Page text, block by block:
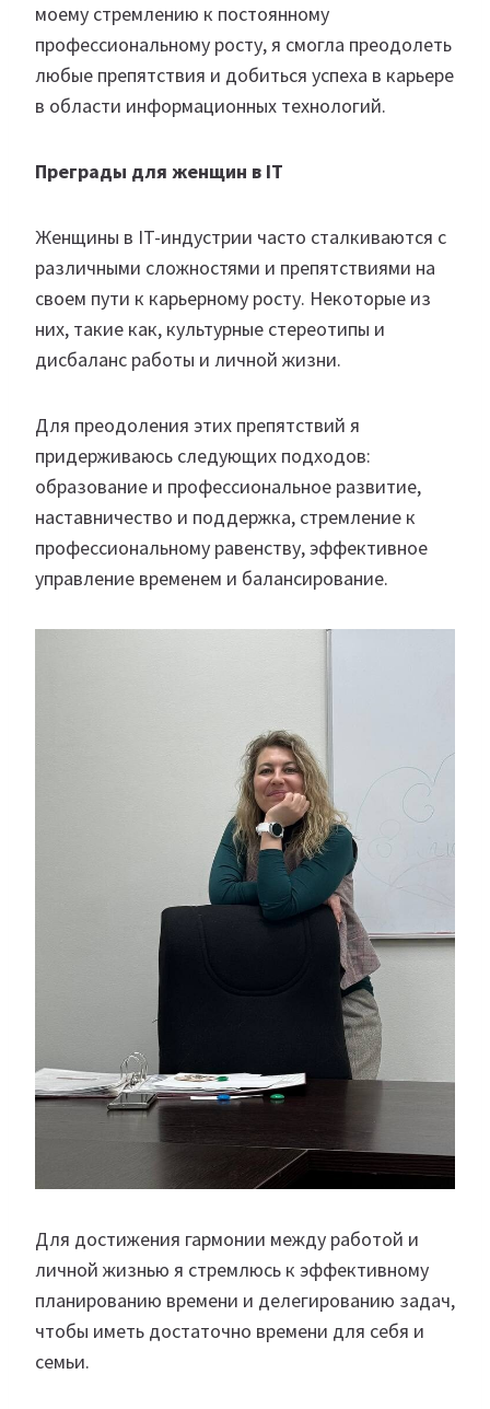
моему стремлению к постоянному
профессиональному росту, я смогла преодолеть
любые препятствия и добиться успеха в карьере
в области информационных технологий.
Преграды для женщин в IT
Женщины в IT-индустрии часто сталкиваются с
различными сложностями и препятствиями на
своем пути к карьерному росту. Некоторые из
них, такие как, культурные стереотипы и
дисбаланс работы и личной жизни.
Для преодоления этих препятствий я
придерживаюсь следующих подходов:
образование и профессиональное развитие,
наставничество и поддержка, стремление к
профессиональному равенству, эффективное
управление временем и балансирование.
Для достижения гармонии между работой и
личной жизнью я стремлюсь к эффективному
планированию времени и делегированию задач,
чтобы иметь достаточно времени для себя и
семьи.